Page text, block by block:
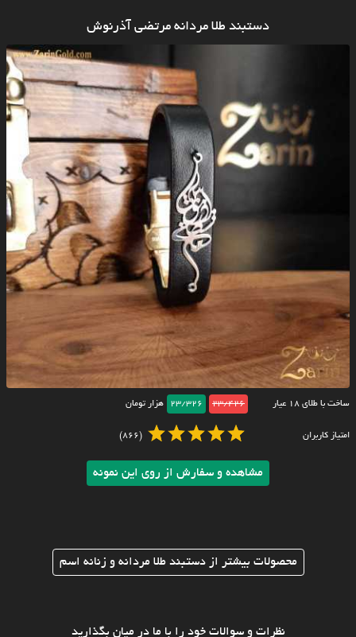
دستبند طلا مردانه مرتضی آذرنوش
ساخت با طلای ۱۸ عیار 23/426
23/326 هزار تومان
امتیاز کاربران (866)
مشاهده و سفارش از روی این نمونه
محصولات بیشتر از دستبند طلا مردانه و زنانه اسم
نظرات و سوالات خود را با ما در میان بگذارید